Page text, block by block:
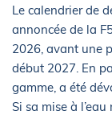
Le calendrier de
annoncée de la
2026, avant une
début 2027. En
gamme, a été
Si sa mise à